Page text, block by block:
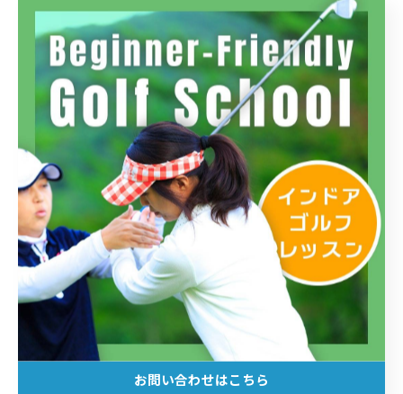
インドア
ラウンド
体験
コースレッスン
お知らせ
お知らせ（三鷹店）
お知らせ（四谷店）
お知らせ（高島平店）
コースレッスンレポート
ジュニアスクール
お問い合わせはこちら